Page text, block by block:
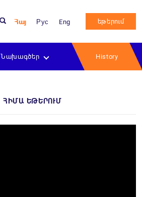
Հայ Рус Eng եթերում
Նախագծեր History
ՀԻՄԱ ԵԹԵՐՈՒՄ